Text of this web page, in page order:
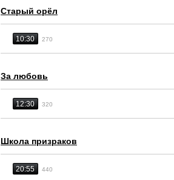
Старый орёл
10:30 270
За любовь
12:30 320
Школа призраков
20:55 440